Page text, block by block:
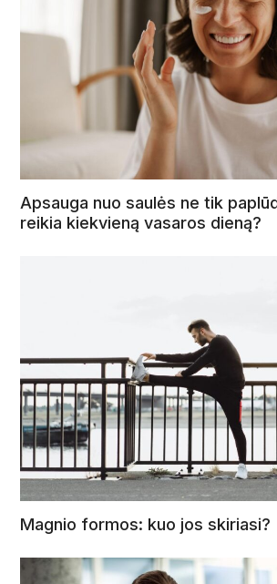
Apsauga nuo saulės ne tik
reikia kiekvieną vasaros dieną?
Magnio formos: kuo jos skiriasi?